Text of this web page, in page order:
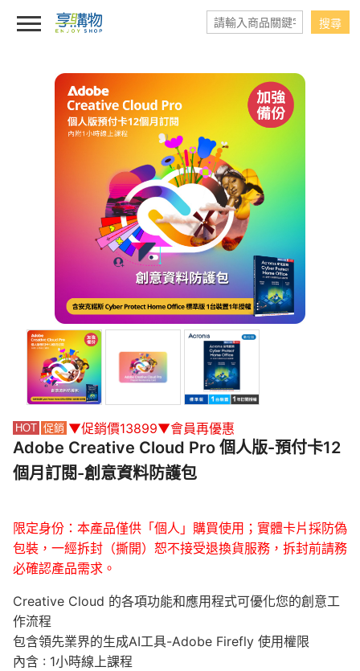
▼促銷價13899▼會員再優惠
Adobe Creative Cloud Pro 個人版-預付卡12
個月訂閱-創意資料防護包
限定身份：本產品僅供「個人」購買使用；實體卡片採防偽
包裝，一經拆封（撕開）恕不接受退換貨服務，拆封前請務
必確認產品需求。
Creative Cloud 的各項功能和應用程式可優化您的創意工
作流程
包含領先業界的生成AI工具-Adobe Firefly 使用權限
內含 : 1小時線上課程